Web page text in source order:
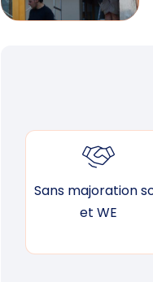
Sans majoration
et WE